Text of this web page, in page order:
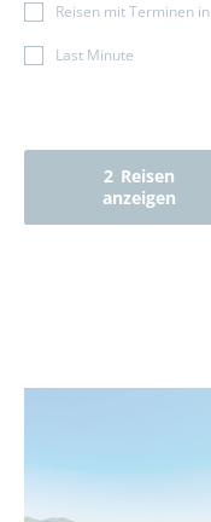
Reisen mit Terminen
Last Minute
2 Reisen
anzeigen